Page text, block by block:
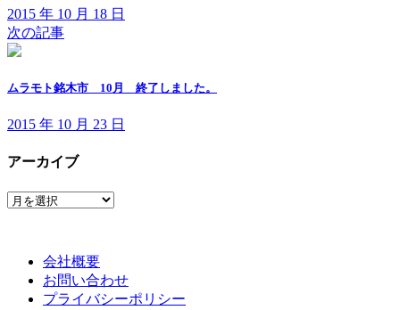
2015 年 10 月 18 日
次の記事
ムラモト銘木市 10月 終了しました。
2015 年 10 月 23 日
アーカイブ
ア
会社概要
お問い合わせ
プライバシーポリシー